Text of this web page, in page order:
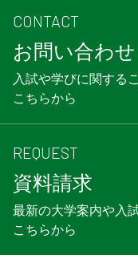
CONTACT
お問い合わせ
入試や学びに関する
こちらから
REQUEST
資料請求
最新の大学案内や入
こちらから